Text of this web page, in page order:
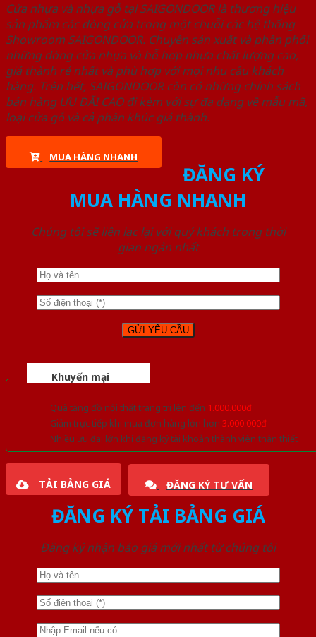
Cửa nhựa và nhựa gỗ tại SAIGONDOOR là thương hiệu
sản phẩm các dòng cửa trong một chuỗi các hệ thống
Showroom SAIGONDOOR. Chuyên sản xuất và phân phối
những dòng cửa nhựa và hỗ hợp nhựa chất lượng cao,
giá thành rẻ nhất và phù hợp với mọi nhu cầu khách
hàng. Trên hết, SAIGONDOOR còn có những chính sách
bán hàng ƯU ĐÃI CAO đi kèm với sự đa dạng về mẫu mã,
loại cửa gỗ và cả phân khúc giá thành.
MUA HÀNG NHANH
ĐĂNG KÝ
MUA HÀNG NHANH
Chúng tôi sẽ liên lạc lại với quý khách trong thời
gian ngắn nhất
Khuyến mại
Quà tặng đồ nội thất trang trí lên đến 1.000.000đ
Giảm trực tiếp khi mua đơn hàng lớn hơn 3.000.000đ
Nhiều ưu đãi lớn khi đăng ký tài khoản thành viên thân thiết
TẢI BẢNG GIÁ ĐĂNG KÝ TƯ VẤN
ĐĂNG KÝ TẢI BẢNG GIÁ
Đăng ký nhận báo giá mới nhất từ chúng tôi